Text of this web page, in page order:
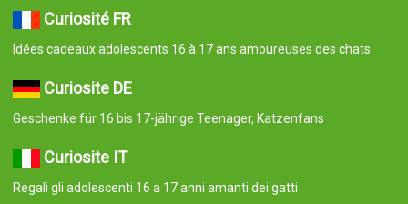
Curiosité FR
Idées cadeaux adolescents 16 à 17 ans amoureuses des chats
Curiosite DE
Geschenke für 16 bis 17-jährige Teenager, Katzenfans
Curiosite IT
Regali gli adolescenti 16 a 17 anni amanti dei gatti